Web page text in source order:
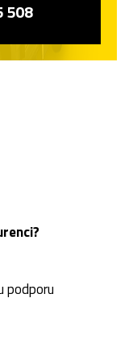
508
podporu